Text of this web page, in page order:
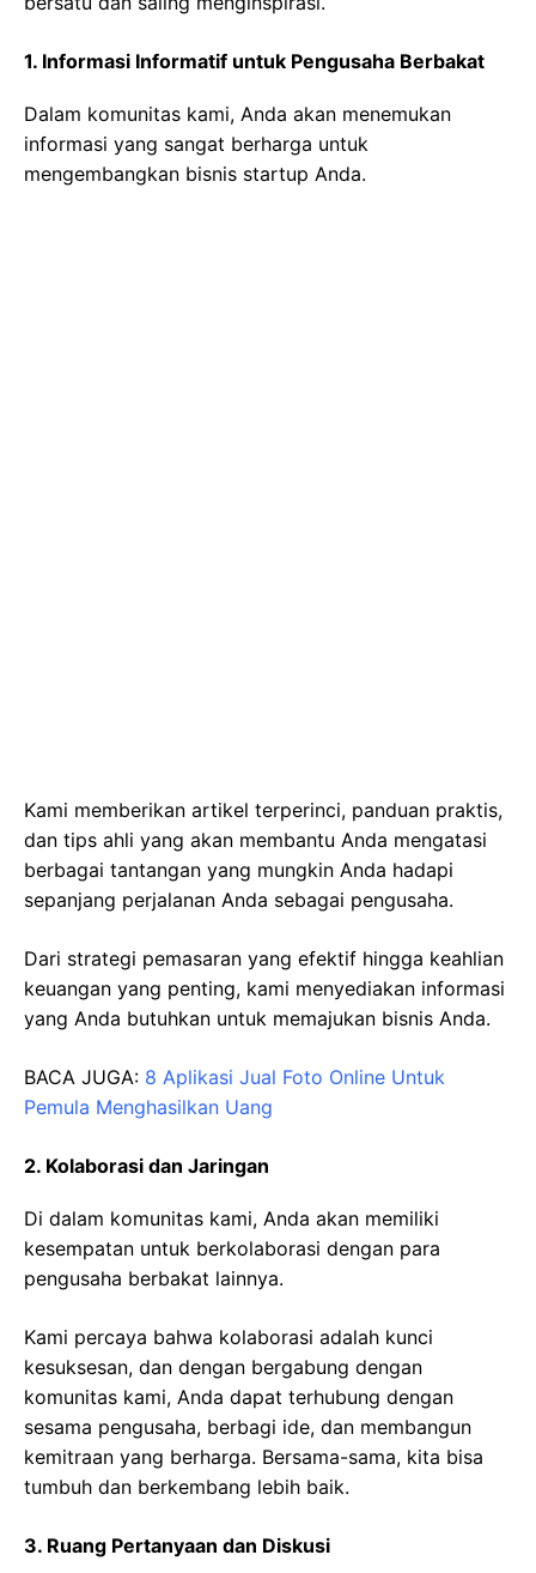
1. Informasi Informatif untuk Pengusaha Berbakat
Dalam komunitas kami, Anda akan menemukan
informasi yang sangat berharga untuk
mengembangkan bisnis startup Anda.
Kami memberikan artikel terperinci, panduan praktis,
dan tips ahli yang akan membantu Anda mengatasi
berbagai tantangan yang mungkin Anda hadapi
sepanjang perjalanan Anda sebagai pengusaha.
Dari strategi pemasaran yang efektif hingga keahlian
keuangan yang penting, kami menyediakan informasi
yang Anda butuhkan untuk memajukan bisnis Anda.
BACA JUGA: 8 Aplikasi Jual Foto Online Untuk
Pemula Menghasilkan Uang
2. Kolaborasi dan Jaringan
Di dalam komunitas kami, Anda akan memiliki
kesempatan untuk berkolaborasi dengan para
pengusaha berbakat lainnya.
Kami percaya bahwa kolaborasi adalah kunci
kesuksesan, dan dengan bergabung dengan
komunitas kami, Anda dapat terhubung dengan
sesama pengusaha, berbagi ide, dan membangun
kemitraan yang berharga. Bersama-sama, kita bisa
tumbuh dan berkembang lebih baik.
3. Ruang Pertanyaan dan Diskusi